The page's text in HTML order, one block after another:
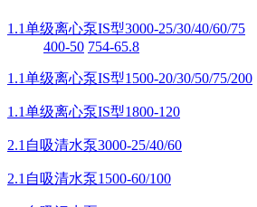
1.1单级离心泵IS型3000-25/30/40/60/75
400-50 754-65.8
1.1单级离心泵IS型1500-20/30/50/75/200
1.1单级离心泵IS型1800-120
2.1自吸清水泵3000-25/40/60
2.1自吸清水泵1500-60/100